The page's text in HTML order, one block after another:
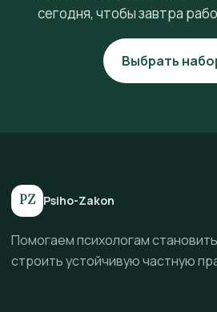
сегодня, чтобы завтра
Выбрать
PZ Psiho-Zakon
Помогаем психологам
строить устойчивую частную